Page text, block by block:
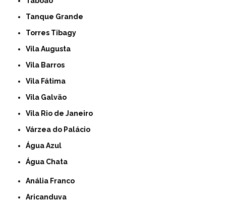
Tanque Grande
Torres Tibagy
Vila Augusta
Vila Barros
Vila Fátima
Vila Galvão
Vila Rio de Janeiro
Várzea do Palácio
Água Azul
Água Chata
Anália Franco
Aricanduva